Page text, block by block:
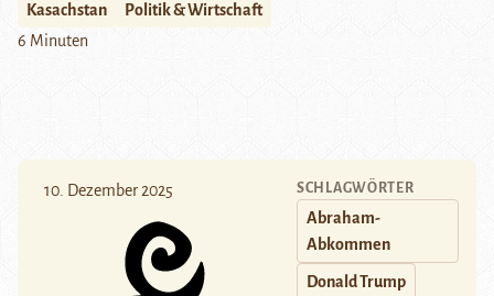
Kasachstan
Politik & Wirtschaft
6 Minuten
10. Dezember 2025 SCHLAGWÖRTER
Abraham-
Abkommen
Donald Trump